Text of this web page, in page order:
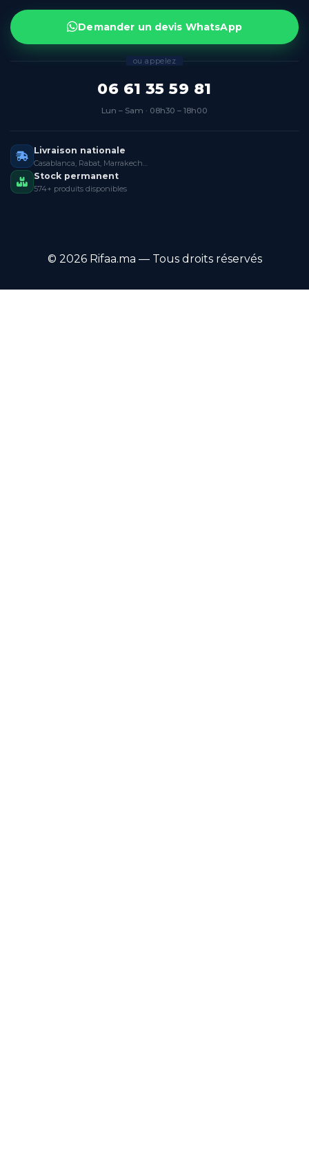
Demander un devis WhatsApp
ou appelez
06 61 35 59 81
Lun – Sam · 08h30 – 18h00
Livraison nationale
Casablanca, Rabat, Marrakech…
Stock permanent
574+ produits disponibles
© 2026 Rifaa.ma — Tous droits réservés